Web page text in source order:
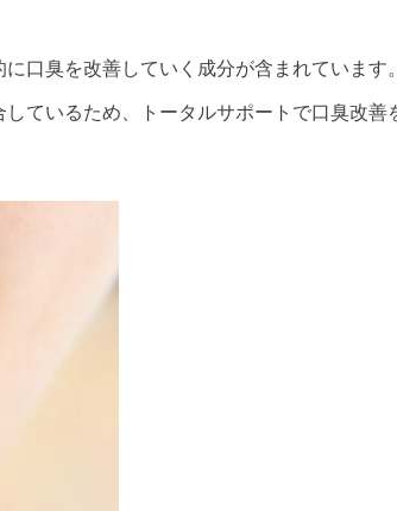
口臭を改善していく成分が含まれています
ているため、トータルサポートで口臭改